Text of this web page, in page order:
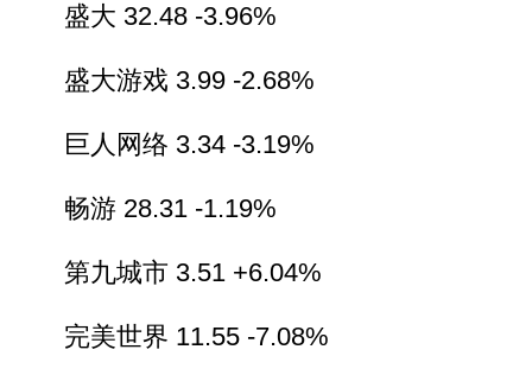
盛大 32.48 -3.96%
盛大游戏 3.99 -2.68%
巨人网络 3.34 -3.19%
畅游 28.31 -1.19%
第九城市 3.51 +6.04%
完美世界 11.55 -7.08%